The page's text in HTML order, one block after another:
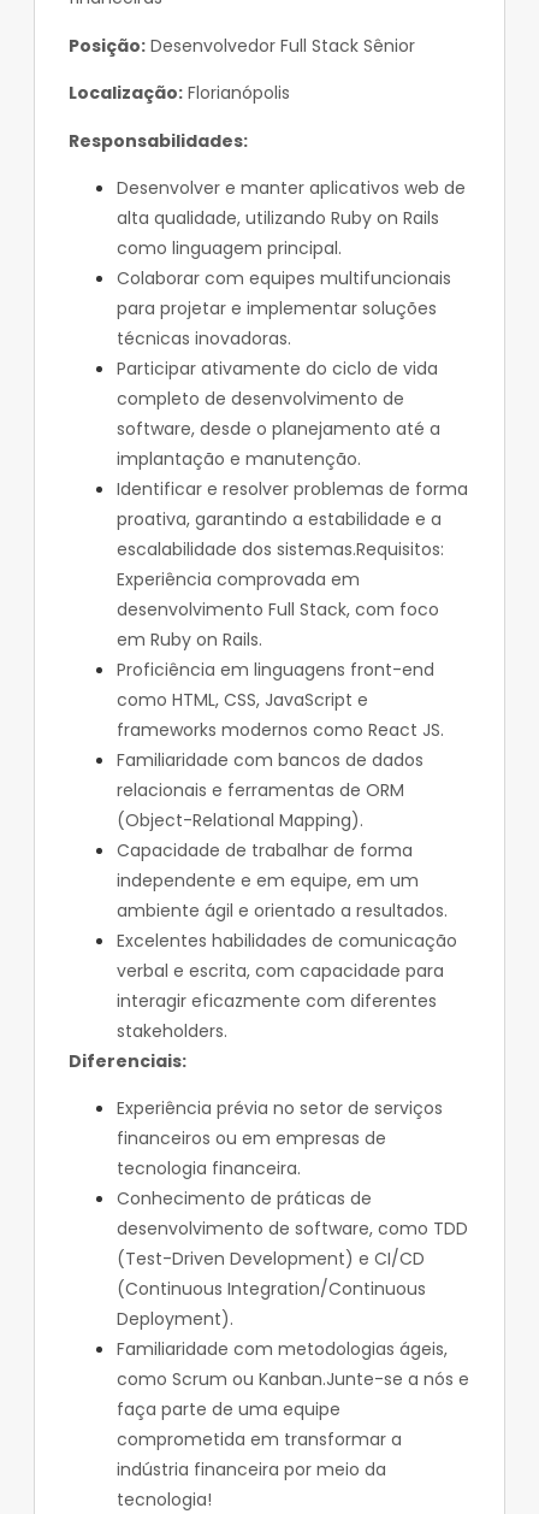
Posição: Desenvolvedor Full Stack Sênior
Localização: Florianópolis
Responsabilidades:
Desenvolver e manter aplicativos web de
alta qualidade, utilizando Ruby on Rails
como linguagem principal.
Colaborar com equipes multifuncionais
para projetar e implementar soluções
técnicas inovadoras.
Participar ativamente do ciclo de vida
completo de desenvolvimento de
software, desde o planejamento até a
implantação e manutenção.
Identificar e resolver problemas de forma
proativa, garantindo a estabilidade e a
escalabilidade dos sistemas.Requisitos:
Experiência comprovada em
desenvolvimento Full Stack, com foco
em Ruby on Rails.
Proficiência em linguagens front-end
como HTML, CSS, JavaScript e
frameworks modernos como React JS.
Familiaridade com bancos de dados
relacionais e ferramentas de ORM
(Object-Relational Mapping).
Capacidade de trabalhar de forma
independente e em equipe, em um
ambiente ágil e orientado a resultados.
Excelentes habilidades de comunicação
verbal e escrita, com capacidade para
interagir eficazmente com diferentes
stakeholders.
Diferenciais:
Experiência prévia no setor de serviços
financeiros ou em empresas de
tecnologia financeira.
Conhecimento de práticas de
desenvolvimento de software, como TDD
(Test-Driven Development) e CI/CD
(Continuous Integration/Continuous
Deployment).
Familiaridade com metodologias ágeis,
como Scrum ou Kanban.Junte-se a nós e
faça parte de uma equipe
comprometida em transformar a
indústria financeira por meio da
tecnologia!